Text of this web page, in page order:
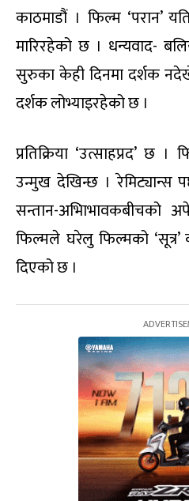
काठमाडौं । फिल्म ‘परान’
मारिरहेको छ । धन्यवाद-
सुरुका केही दिनमा दर्शक
दर्शक लोभ्याइरहेको छ ।
प्रतिक्रिया ‘उत्साहप्रद’ छ
उन्मुख देखिन्छ । रेमिट्यान्स
सन्तान-अभिाभावकबीचको
फिल्मले घरेलु फिल्मको
दिएको छ ।